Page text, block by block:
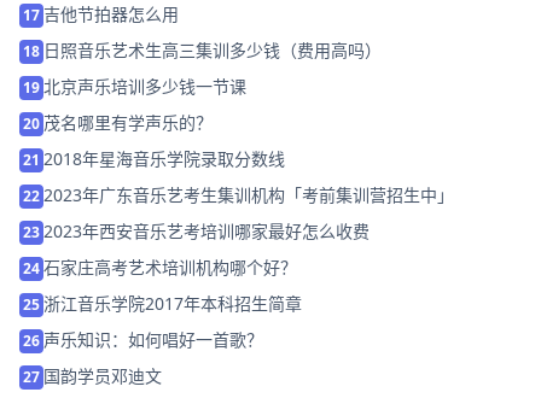
17 吉他节拍器怎么用
18 日照音乐艺术生高三集训多少钱（费用高吗）
19北京声乐培训多少钱一节课
20茂名哪里有学声乐的？
21 2018年星海音乐学院录取分数线
222023年广东音乐艺考生集训机构「考前集训营招生中」
232023年西安音乐艺考培训哪家最好怎么收费
24石家庄高考艺术培训机构哪个好？
25浙江音乐学院2017年本科招生简章
26 声乐知识：如何唱好一首歌？
27 国韵学员邓迪文